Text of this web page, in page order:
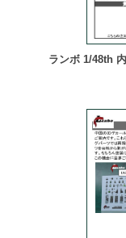
ランボ 1/48th